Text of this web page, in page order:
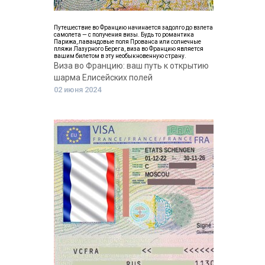
Путешествие во Францию начинается задолго до взлета
самолета — с получения визы. Будь то романтика
Парижа, лавандовые поля Прованса или солнечные
пляжи Лазурного Берега, виза во Францию является
вашим билетом в эту необыкновенную страну.
Виза во Францию: ваш путь к открытию
шарма Елисейских полей
02 июня 2024